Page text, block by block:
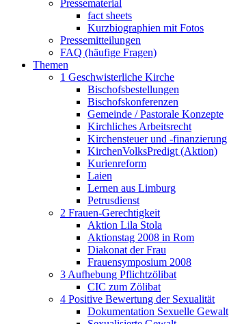
Pressematerial
fact sheets
Kurzbiographien mit Fotos
Pressemitteilungen
FAQ (häufige Fragen)
Themen
1 Geschwisterliche Kirche
Bischofsbestellungen
Bischofskonferenzen
Gemeinde / Pastorale Konzepte
Kirchliches Arbeitsrecht
Kirchensteuer und -finanzierung
KirchenVolksPredigt (Aktion)
Kurienreform
Laien
Lernen aus Limburg
Petrusdienst
2 Frauen-Gerechtigkeit
Aktion Lila Stola
Aktionstag 2008 in Rom
Diakonat der Frau
Frauensymposium 2008
3 Aufhebung Pflichtzölibat
CIC zum Zölibat
4 Positive Bewertung der Sexualität
Dokumentation Sexuelle Gewalt